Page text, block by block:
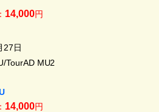
14,000円
27日
TourAD MU2
14,000円